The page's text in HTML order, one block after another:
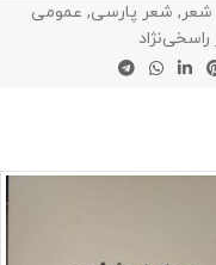
شعر, شعر پارسی, عمومی
راسخی‌نژاد